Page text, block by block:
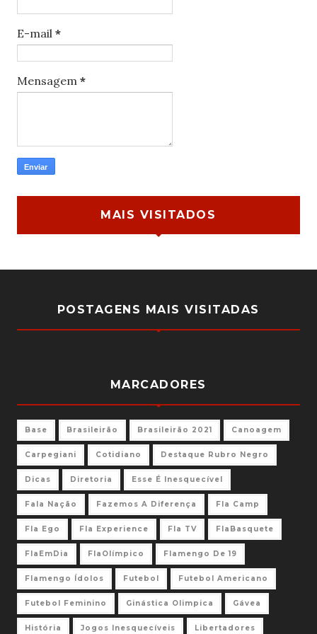
E-mail *
Mensagem *
MAIS VISITADOS
POSTAGENS MAIS VISITADAS
MARCADORES
Base Brasileirão Brasileirão 2021 Canoagem
Carpegiani Cotidiano Destaque Rubro Negro
Dicas Diretoria Esse É Inesquecível
Fala Nação Fazemos A Diferença Fla Camp
Fla Ego Fla Experience Fla TV FlaBasquete
FlaEmDia FlaOlímpico Flamengo De 19
Flamengo Ídolos Futebol Futebol Americano
Futebol Feminino Ginástica Olimpica Gávea
História Jogos Inesquecíveis Libertadores